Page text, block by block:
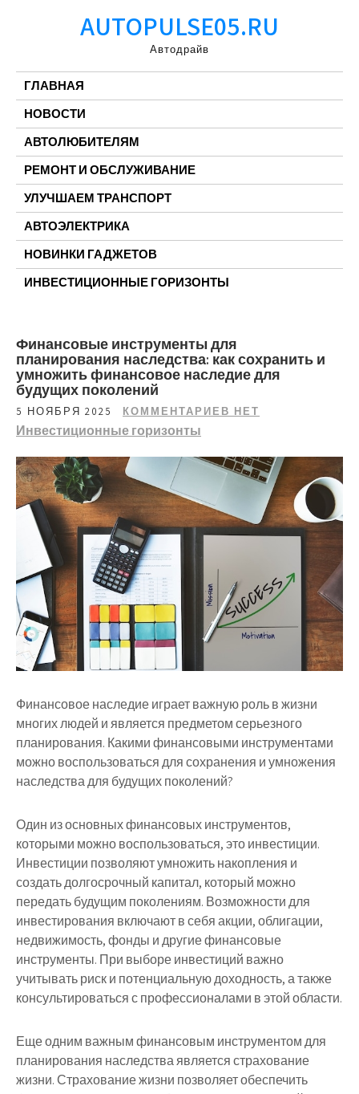
AUTOPULSE05.RU
Автодрайв
ГЛАВНАЯ
НОВОСТИ
АВТОЛЮБИТЕЛЯМ
РЕМОНТ И ОБСЛУЖИВАНИЕ
УЛУЧШАЕМ ТРАНСПОРТ
АВТОЭЛЕКТРИКА
НОВИНКИ ГАДЖЕТОВ
ИНВЕСТИЦИОННЫЕ ГОРИЗОНТЫ
Финансовые инструменты для
планирования наследства: как сохранить и
умножить финансовое наследие для
будущих поколений
5 НОЯБРЯ 2025 КОММЕНТАРИЕВ НЕТ
Инвестиционные горизонты
Финансовое наследие играет важную роль в жизни
многих людей и является предметом серьезного
планирования. Какими финансовыми инструментами
можно воспользоваться для сохранения и умножения
наследства для будущих поколений?
Один из основных финансовых инструментов,
которыми можно воспользоваться, это инвестиции.
Инвестиции позволяют умножить накопления и
создать долгосрочный капитал, который можно
передать будущим поколениям. Возможности для
инвестирования включают в себя акции, облигации,
недвижимость, фонды и другие финансовые
инструменты. При выборе инвестиций важно
учитывать риск и потенциальную доходность, а также
консультироваться с профессионалами в этой области.
Еще одним важным финансовым инструментом для
планирования наследства является страхование
жизни. Страхование жизни позволяет обеспечить